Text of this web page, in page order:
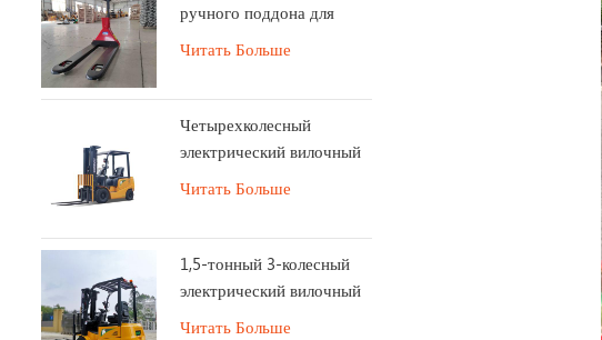
ручного поддона для
грузовика
Читать Больше
Четырехколесный
электрический вилочный
погрузчик
Читать Больше
1,5-тонный 3-колесный
электрический вилочный
погрузчик
Читать Больше